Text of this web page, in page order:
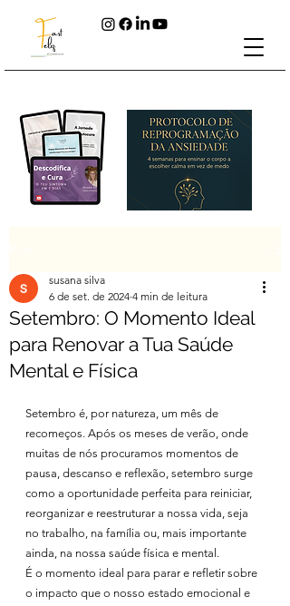
Setembro: O Momento Ideal
para Renovar a Tua Saúde
Mental e Física
susana silva
6 de set. de 2024 4 min de leitura
Setembro é, por natureza, um mês de
recomeços. Após os meses de verão, onde
muitas de nós procuramos momentos de
pausa, descanso e reflexão, setembro surge
como a oportunidade perfeita para reiniciar,
reorganizar e reestruturar a nossa vida, seja
no trabalho, na família ou, mais importante
ainda, na nossa saúde física e mental.
É o momento ideal para parar e refletir sobre
o impacto que o nosso estado emocional e